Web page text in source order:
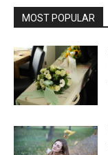
MOST POPULAR